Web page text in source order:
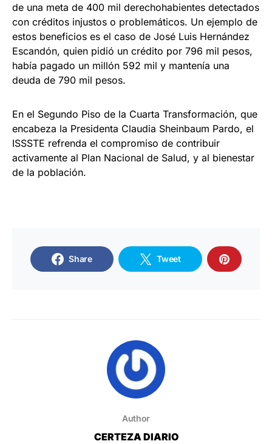
de una meta de 400 mil derechohabientes detectados
con créditos injustos o problemáticos. Un ejemplo de
estos beneficios es el caso de José Luis Hernández
Escandón, quien pidió un crédito por 796 mil pesos,
había pagado un millón 592 mil y mantenía una
deuda de 790 mil pesos.
En el Segundo Piso de la Cuarta Transformación, que
encabeza la Presidenta Claudia Sheinbaum Pardo, el
ISSSTE refrenda el compromiso de contribuir
activamente al Plan Nacional de Salud, y al bienestar
de la población.
Share Tweet
Author
CERTEZA DIARIO